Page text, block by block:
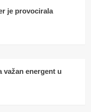
je provocirala
važan energent u